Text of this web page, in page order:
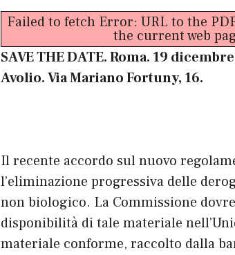
Failed to fetch Error: URL to the
the current web
SAVE THE DATE. Roma. 19
Avolio. Via Mariano Fortuny, 16.
Il recente accordo sul nuovo
l’eliminazione progressiva delle
non biologico. La Commissione
disponibilità di tale materiale
materiale conforme, raccolto dalla